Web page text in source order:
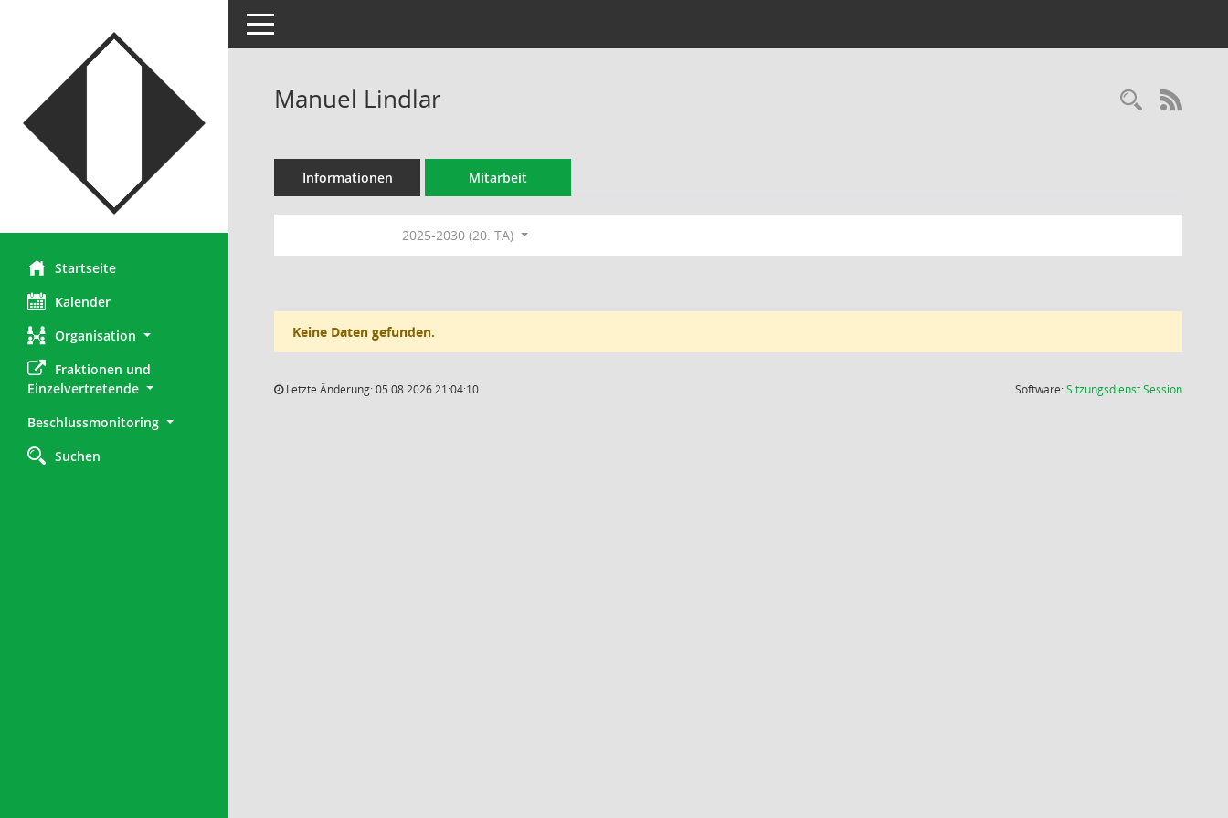
Startseite
Kalender
Organisation
Fraktionen und
Einzelvertretende
Beschlussmonitoring
Suchen
Toggle navigation
Manuel Lindlar
Informationen Mitarbeit
2025-2030 (20. TA)
Keine Daten gefunden.
Letzte Änderung: 05.08.2026 21:04:10 Software:SitzungsdienstSession(Wird in